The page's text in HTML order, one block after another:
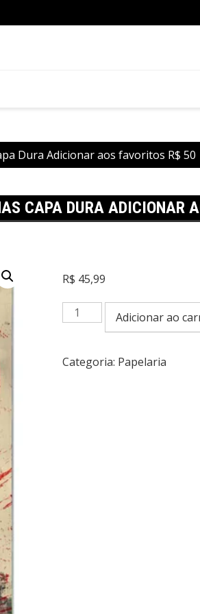
Dura Adicionar aos favoritos R$ 50
CAPA DURA ADICIONAR
R$ 45,99
Caderno
Jesus
10
Matérias
Adicionar ao
Categoria: Papelaria